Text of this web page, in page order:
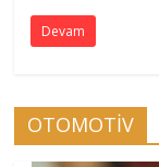
Devam
OTOMOTİV